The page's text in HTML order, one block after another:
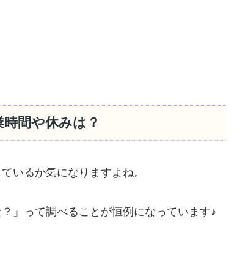
間や休みは？
いるか気になりますよね。
」って調べることが恒例になっています♪